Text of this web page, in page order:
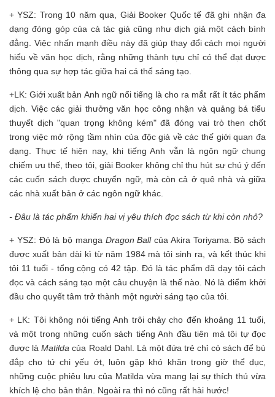
+ YSZ: Trong 10 năm qua, Giải Booker Quốc tế đã ghi nhận đa
dạng đóng góp của cả tác giả cũng như dịch giả một cách bình
đẳng. Việc nhấn mạnh điều này đã giúp thay đổi cách mọi người
hiểu về văn học dịch, rằng những thành tựu chỉ có thể đạt được
thông qua sự hợp tác giữa hai cá thể sáng tạo.
+LK: Giới xuất bản Anh ngữ nổi tiếng là cho ra mắt rất ít tác phẩm
dịch. Việc các giải thưởng văn học công nhận và quảng bá tiểu
thuyết dịch "quan trọng không kém" đã đóng vai trò then chốt
trong việc mở rộng tầm nhìn của độc giả về các thế giới quan đa
dạng. Thực tế hiện nay, khi tiếng Anh vẫn là ngôn ngữ chung
chiếm ưu thế, theo tôi, giải Booker không chỉ thu hút sự chú ý đến
các cuốn sách được chuyển ngữ, mà còn cả ở quê nhà và giữa
các nhà xuất bản ở các ngôn ngữ khác.
- Đâu là tác phẩm khiến hai vị yêu thích đọc sách từ khi còn nhỏ?
+ YSZ: Đó là bộ manga Dragon Ballcủa Akira Toriyama. Bộ sách
được xuất bản dài kì từ năm 1984 mà tôi sinh ra, và kết thúc khi
tôi 11 tuổi - tổng cộng có 42 tập. Đó là tác phẩm đã dạy tôi cách
đọc và cách sáng tạo một câu chuyện là thế nào. Nó là điểm khởi
đầu cho quyết tâm trở thành một người sáng tạo của tôi.
+ LK: Tôi không nói tiếng Anh trôi chảy cho đến khoảng 11 tuổi,
và một trong những cuốn sách tiếng Anh đầu tiên mà tôi tự đọc
được làMatilda của Roald Dahl. Là một đứa trẻ chỉ có sách để bù
đắp cho tứ chi yếu ớt, luôn gặp khó khăn trong giờ thể dục,
những cuộc phiêu lưu của Matilda vừa mang lại sự thích thú vừa
khích lệ cho bản thân. Ngoài ra thì nó cũng rất hài hước!